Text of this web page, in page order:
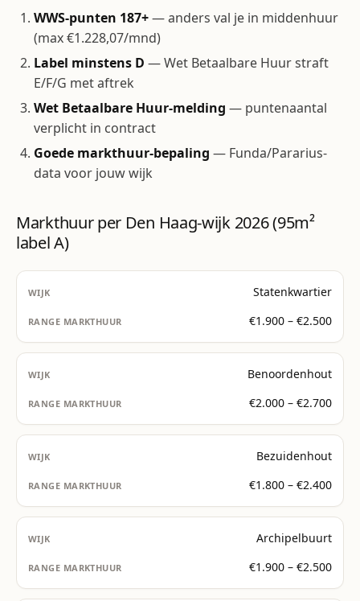
WWS-punten 187+— anders val je in middenhuur
(max €1.228,07/mnd)
Label minstens D — Wet Betaalbare Huur straft
E/F/G met aftrek
Wet Betaalbare Huur-melding — puntenaantal
verplicht in contract
Goede markthuur-bepaling — Funda/Pararius-
data voor jouw wijk
Markthuur per Den Haag-wijk 2026 (95m²
label A)
Statenkwartier
€1.900 – €2.500
Benoordenhout
€2.000 – €2.700
Bezuidenhout
€1.800 – €2.400
Archipelbuurt
€1.900 – €2.500